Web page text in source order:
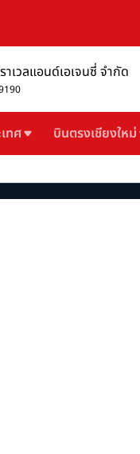
เวลแอนด์เอเจนซี่ จำกัด
ทศ บินตรงเชียงใหม่